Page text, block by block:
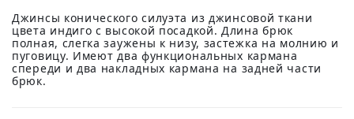
Джинсы конического силуэта из джинсовой ткани
цвета индиго с высокой посадкой. Длина брюк
полная, слегка заужены к низу, застежка на молнию и
пуговицу. Имеют два функциональных кармана
спереди и два накладных кармана на задней части
брюк.